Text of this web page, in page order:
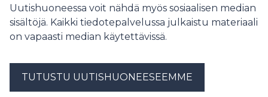
Uutishuoneessa voit nähdä myös sosiaalisen median
sisältöjä. Kaikki tiedotepalvelussa julkaistu materiaali
on vapaasti median käytettävissä.
TUTUSTU UUTISHUONEESEEMME